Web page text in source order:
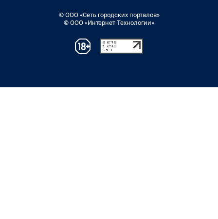
© ООО «Сеть городских порталов»
© ООО «Интернет Технологии»